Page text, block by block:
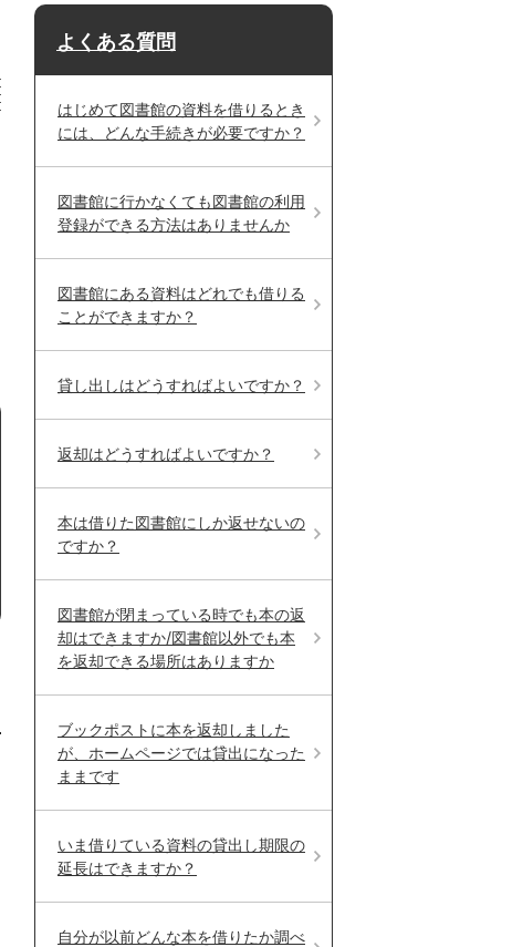
よくある質問
はじめて図書館の資料を借りるとき
には、どんな手続きが必要ですか？
図書館に行かなくても図書館の利用
登録ができる方法はありませんか
図書館にある資料はどれでも借りる
ことができますか？
貸し出しはどうすればよいですか？
返却はどうすればよいですか？
本は借りた図書館にしか返せないの
ですか？
図書館が閉まっている時でも本の返
却はできますか/図書館以外でも本
を返却できる場所はありますか
ブックポストに本を返却しました
が、ホームページでは貸出になった
ままです
いま借りている資料の貸出し期限の
延長はできますか？
自分が以前どんな本を借りたか調べ